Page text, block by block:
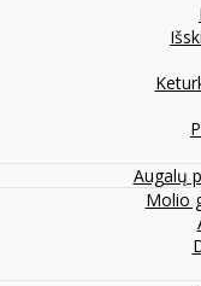
Augalų
Molio